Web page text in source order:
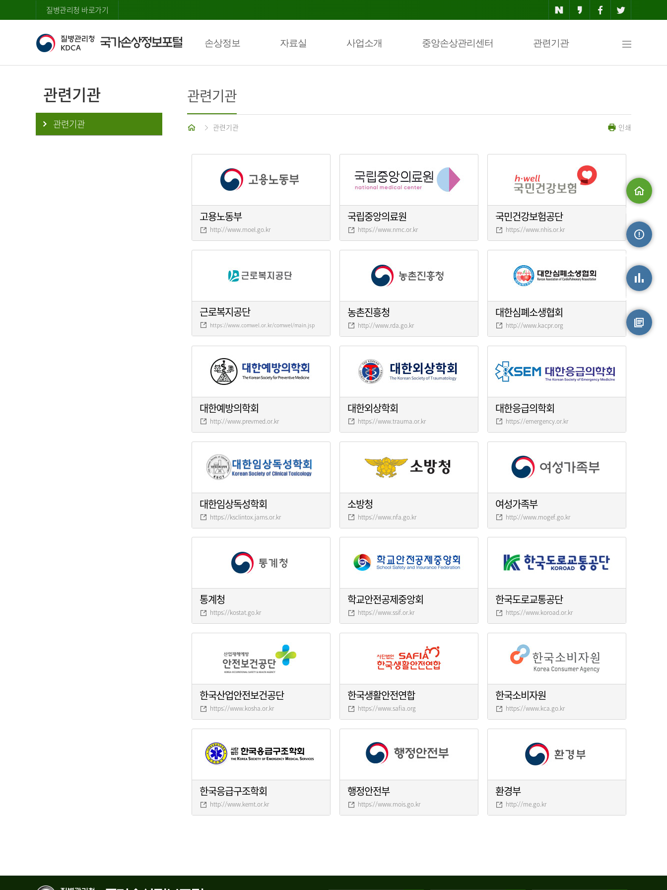
질병관리청 바로가기
손상정보 자료실 사업소개 중앙손상관리센터 관련기관
맵
관련기관
관련기관
관련기관
홈 관련기관 인쇄
고용노동부
http://www.moel.go.kr
국립중앙의료원
https://www.nmc.or.kr
국민건강보험공단
https://www.nhis.or.kr
근로복지공단
https://www.comwel.or.kr/comwel/main.jsp
농촌진흥청
http://www.rda.go.kr
대한심폐소생협회
http://www.kacpr.org
대한예방의학회
http://www.prevmed.or.kr
대한외상학회
https://www.trauma.or.kr
대한응급의학회
https://emergency.or.kr
대한임상독성학회
https://ksclintox.jams.or.kr
소방청
https://www.nfa.go.kr
여성가족부
http://www.mogef.go.kr
통계청
https://kostat.go.kr
학교안전공제중앙회
https://www.ssif.or.kr
한국도로교통공단
https://www.koroad.or.kr
한국산업안전보건공단
https://www.kosha.or.kr
한국생활안전연합
https://www.safia.org
한국소비자원
https://www.kca.go.kr
한국응급구조학회
http://www.kemt.or.kr
행정안전부
https://www.mois.go.kr
환경부
http://me.go.kr